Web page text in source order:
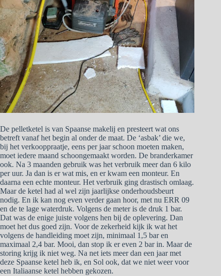
De pelletketel is van Spaanse makelij en presteert wat ons
betreft vanaf het begin al onder de maat. De ‘asbak’ die we,
bij het verkooppraatje, eens per jaar schoon moeten maken,
moet iedere maand schoongemaakt worden. De branderkamer
ook. Na 3 maanden gebruik was het verbruik meer dan 6 kilo
per uur. Ja dan is er wat mis, en er kwam een monteur. En
daarna een echte monteur. Het verbruik ging drastisch omlaag.
Maar de ketel had al wel zijn jaarlijkse onderhoudsbeurt
nodig. En ik kan nog even verder gaan hoor, met nu ERR 09
en de te lage waterdruk. Volgens de meter is de druk 1 bar.
Dat was de enige juiste volgens hen bij de oplevering. Dan
moet het dus goed zijn. Voor de zekerheid kijk ik wat het
volgens de handleiding moet zijn, minimaal 1,5 bar en
maximaal 2,4 bar. Mooi, dan stop ik er even 2 bar in. Maar de
storing krijg ik niet weg. Na net iets meer dan een jaar met
deze Spaanse ketel heb ik, en Sol ook, dat we niet weer voor
een Italiaanse ketel hebben gekozen.